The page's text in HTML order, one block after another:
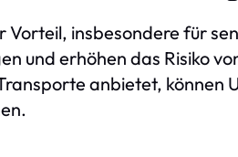
insbesondere für
und erhöhen das Risiko
anbietet, können